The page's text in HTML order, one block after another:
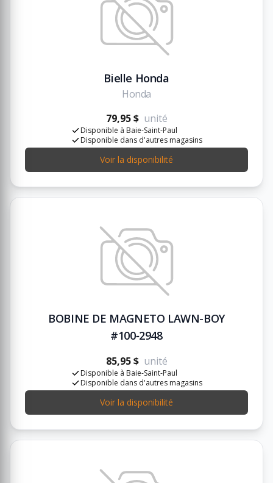
Bielle Honda
Honda
79,95 $ unité
Disponible à Baie-Saint-Paul
Disponible dans d'autres magasins
Voir la disponibilité
BOBINE DE MAGNETO LAWN-BOY
#100‑2948
85,95 $ unité
Disponible à Baie-Saint-Paul
Disponible dans d'autres magasins
Voir la disponibilité